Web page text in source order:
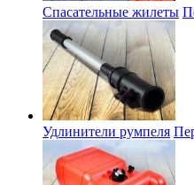
Спасательные жилеты
Удлинители румпеля